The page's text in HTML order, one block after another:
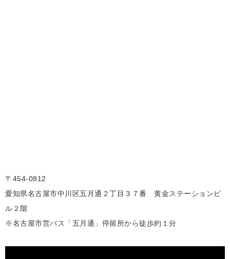
〒454-0812
愛知県名古屋市中川区五月通２丁目３７番 黄金ステーションビ
ル２階
※名古屋市営バス「五月通」停留所から徒歩約１分